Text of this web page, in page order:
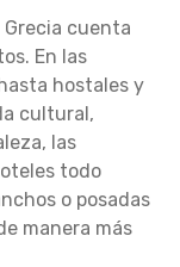
cuenta
En las
hostales y
cultural,
las
todo
o posadas
manera más